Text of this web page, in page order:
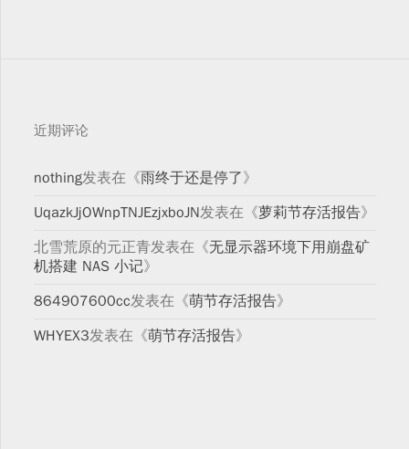
近期评论
nothing发表在《雨终于还是停了》
UqazkJjOWnpTNJEzjxboJN发表在《萝莉节存活报告》
北雪荒原的元正青发表在《无显示器环境下用崩盘矿
机搭建 NAS 小记》
864907600cc发表在《萌节存活报告》
WHYEX3发表在《萌节存活报告》